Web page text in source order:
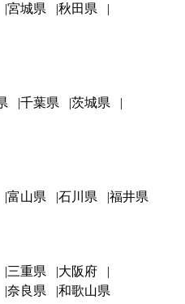
宮城県
秋田県
千葉県
茨城県
富山県 石川県 福井県
三重県
大阪府
奈良県 和歌山県